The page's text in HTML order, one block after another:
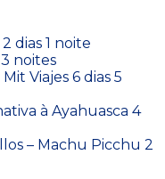
dias 1 noite
noites
Viajes 6 dias 5
à Ayahuasca 4
– Machu Picchu 2